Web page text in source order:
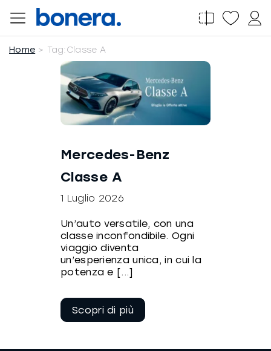
Salta
contenuto
Home Tag: Classe A
Mercedes-Benz
Classe A
1 Luglio 2026
Un’auto versatile, con una
classe inconfondibile. Ogni
viaggio diventa
un’esperienza unica, in cui la
potenza e [...]
leggere